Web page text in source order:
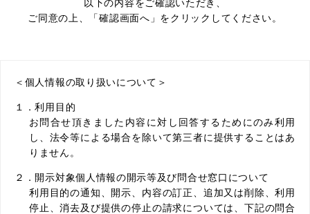
以下の内容をご確認いただき、
ご同意の上、「確認画面へ」をクリックしてください。
＜個人情報の取り扱いについて＞
１．利用目的
お問合せ頂きました内容に対し回答するためにのみ利用
し、法令等による場合を除いて第三者に提供することはあ
りません。
２．開示対象個人情報の開示等及び問合せ窓口について
利用目的の通知、開示、内容の訂正、追加又は削除、利用
停止、消去及び提供の停止の請求については、下記の問合